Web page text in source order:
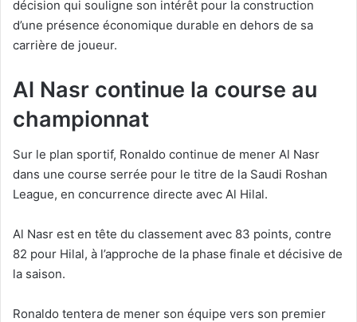
décision qui souligne son intérêt pour la construction
d’une présence économique durable en dehors de sa
carrière de joueur.
Al Nasr continue la course au
championnat
Sur le plan sportif, Ronaldo continue de mener Al Nasr
dans une course serrée pour le titre de la Saudi Roshan
League, en concurrence directe avec Al Hilal.
Al Nasr est en tête du classement avec 83 points, contre
82 pour Hilal, à l’approche de la phase finale et décisive de
la saison.
Ronaldo tentera de mener son équipe vers son premier